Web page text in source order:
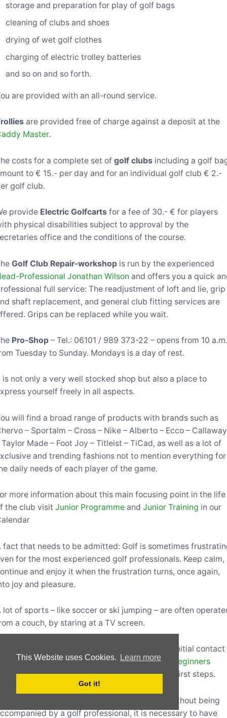
This Website uses Cookies. Learn more
Got it!
storage and preparation for play of golf bags
cleaning of clubs and shoes
drying of wet golf clothes
charging of electric trolley batteries
and so on and so forth.
are provided with an all-round service.
are provided free of charge against a deposit at the
Master.
costs for a complete set ofgolf clubs including a golf
to € 15.- per day and for an individual golf club € 2.-
golf club.
provide Electric Golfcarts for a fee of 30.- € for players
physical disabilities subject to approval by the
office and the conditions of the course.
Golf Club Repair-workshop is run by the experienced
Professional Jonathan Wilson and offers you a quick
full service: The readjustment of loft and lie, grip
shaft replacement, and general club fitting services are
Grips can be replaced while you wait.
Pro-Shop – Tel.: 06101 / 989 373-22 – opens from 10
Tuesday to Sunday. Mondays is a day of rest.
is not only a very well stocked shop but also a place to
yourself freely in all aspects.
will find a broad range of products with brands such as
– Sportalm – Cross – Nike – Alberto – Ecco – Callaway
Taylor Made – Foot Joy – Titleist – TiCad, as well as a lot of
and trending fashions not to mention everything for
daily needs of each player of the game.
more information about this main focusing point in the life
the club visitJunior Programme andJunior Training in our
fact that needs to be admitted: Golf is sometimes
for the most experienced golf professionals. Keep calm,
and enjoy it when the frustration turns, once again,
joy and pleasure.
lot of sports – like soccer or ski jumping – are often
a couch, by staring at a TV screen.
simple and enjoyable possibility to come into initial contact
our wonderful game is offered followingly
Beginners
, for groups of 2-8 people to enjoy their first steps.
order to be allowed to play "on course" golf without being
by a golf professional, it is necessary to have